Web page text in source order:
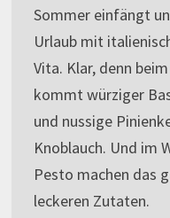
Sommer einfängt
Urlaub mit
Vita. Klar, denn
kommt würziger
und nussige
Knoblauch. Und im
Pesto machen das
leckeren Zutaten.